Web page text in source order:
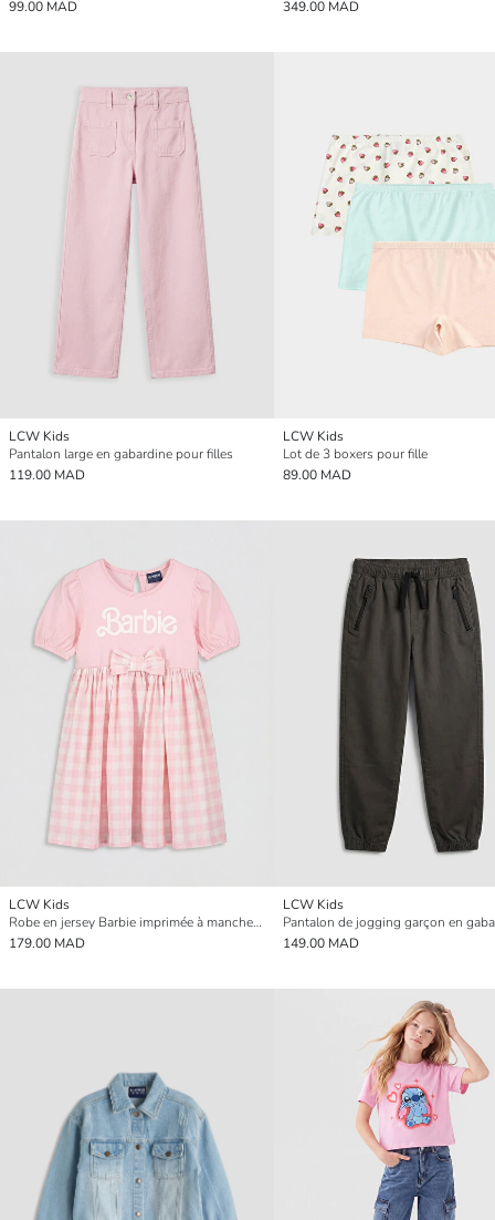
99.00 MAD 349.00 MAD
LCW Kids
Pantalon large en gabardine pour filles
119.00 MAD
LCW Kids
Lot de 3 boxers pour fille
89.00 MAD
LCW Kids
Robe en jersey Barbie imprimée à manches ballon pour filles
179.00 MAD
LCW Kids
149.00 MAD